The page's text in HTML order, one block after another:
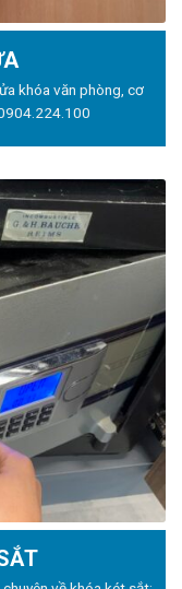
khóa văn phòng, cơ